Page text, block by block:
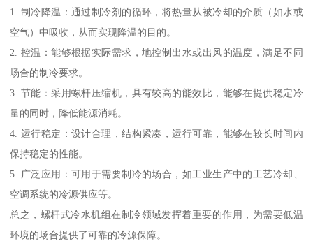
1. 制冷降温：通过制冷剂的循环，将热量从被冷却的介质（如水或
空气）中吸收，从而实现降温的目的。
2. 控温：能够根据实际需求，地控制出水或出风的温度，满足不同
场合的制冷要求。
3. 节能：采用螺杆压缩机，具有较高的能效比，能够在提供稳定冷
量的同时，降低能源消耗。
4. 运行稳定：设计合理，结构紧凑，运行可靠，能够在较长时间内
保持稳定的性能。
5. 广泛应用：可用于需要制冷的场合，如工业生产中的工艺冷却、
空调系统的冷源供应等。
总之，螺杆式冷水机组在制冷领域发挥着重要的作用，为需要低温
环境的场合提供了可靠的冷源保障。